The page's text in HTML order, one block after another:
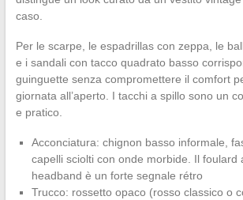
caso.
Per le scarpe, le espadrillas con zeppa, le
e i sandali con tacco quadrato basso
guinguette senza compromettere il comfort
giornata all’aperto. I tacchi a spillo sono un
e pratico.
Acconciatura: chignon basso informale,
capelli sciolti con onde morbide. Il foulard
headband è un forte segnale rétro
Trucco: rossetto opaco (rosso classico o